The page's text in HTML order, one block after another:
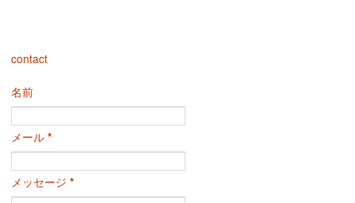
contact
名前
メール *
メッセージ *